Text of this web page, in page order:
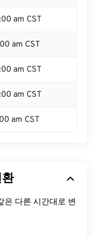
am CST
am CST
am CST
am CST
am CST
은 다른 시간대로 변